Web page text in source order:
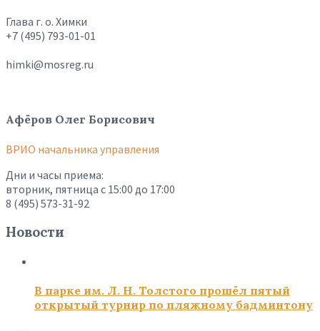
Глава г. о. Химки
+7 (495) 793-01-01
himki@mosreg.ru
Афёров Олег Борисович
ВРИО начальника управления
Дни и часы приема:
вторник, пятница с 15:00 до 17:00
8 (495) 573-31-92
Новости
В парке им. Л. Н. Толстого прошёл пятый
открытый турнир по пляжному бадминтону